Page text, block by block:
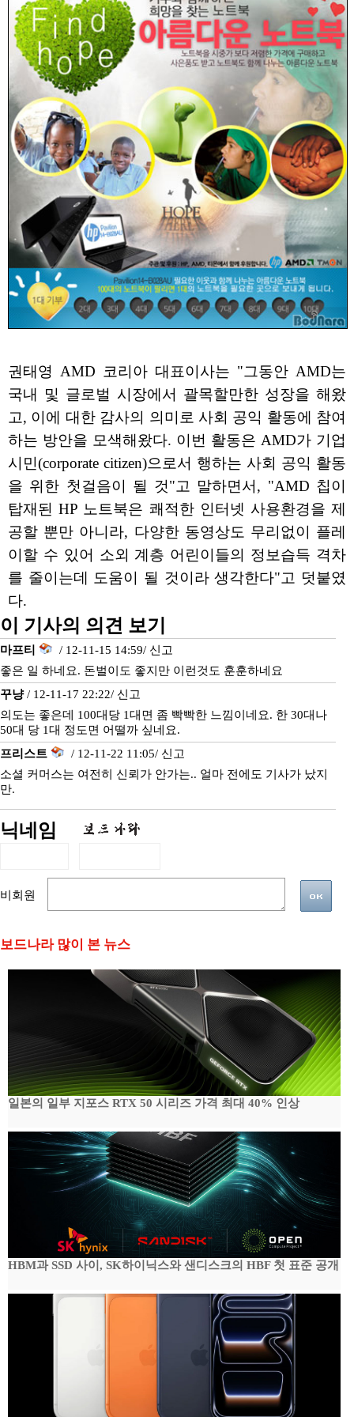
권태영 AMD 코리아 대표이사는 "그동안 AMD는
국내 및 글로벌 시장에서 괄목할만한 성장을 해왔
고, 이에 대한 감사의 의미로 사회 공익 활동에 참여
하는 방안을 모색해왔다. 이번 활동은 AMD가 기업
시민(corporate citizen)으로서 행하는 사회 공익 활동
을 위한 첫걸음이 될 것"고 말하면서, "AMD 칩이
탑재된 HP 노트북은 쾌적한 인터넷 사용환경을 제
공할 뿐만 아니라, 다양한 동영상도 무리없이 플레
이할 수 있어 소외 계층 어린이들의 정보습득 격차
를 줄이는데 도움이 될 것이라 생각한다"고 덧붙였
다.
이 기사의 의견 보기
마프티 / 12-11-15 14:59/ 신고
좋은 일 하네요. 돈벌이도 좋지만 이런것도 훈훈하네요
꾸냥/ 12-11-17 22:22/ 신고
의도는 좋은데 100대당 1대면 좀 빡빡한 느낌이네요. 한 30대나
50대 당 1대 정도면 어떨까 싶네요.
프리스트
/ 12-11-22 11:05/ 신고
소셜 커머스는 여전히 신뢰가 안가는.. 얼마 전에도 기사가 났지
만.
닉네임
비회원
보드나라 많이 본 뉴스
일본의 일부 지포스 RTX 50 시리즈 가격 최대 40% 인상
HBM과 SSD 사이, SK하이닉스와 샌디스크의 HBF 첫 표준 공개